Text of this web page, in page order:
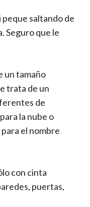
peque saltando de
Seguro que le
un tamaño
trata de un
de
la nube o
el nombre
con cinta
puertas,